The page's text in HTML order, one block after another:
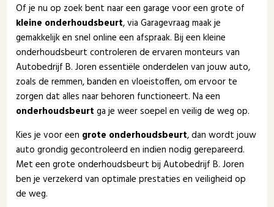
Of je nu op zoek bent naar een garage voor een grote of
kleine onderhoudsbeurt, via Garagevraag maak je
gemakkelijk en snel online een afspraak. Bij een kleine
onderhoudsbeurt controleren de ervaren monteurs van
Autobedrijf B. Joren essentiële onderdelen van jouw auto,
zoals de remmen, banden en vloeistoffen, om ervoor te
zorgen dat alles naar behoren functioneert. Na een
onderhoudsbeurt ga je weer soepel en veilig de weg op.
Kies je voor een grote onderhoudsbeurt, dan wordt jouw
auto grondig gecontroleerd en indien nodig gerepareerd.
Met een grote onderhoudsbeurt bij Autobedrijf B. Joren
ben je verzekerd van optimale prestaties en veiligheid op
de weg.